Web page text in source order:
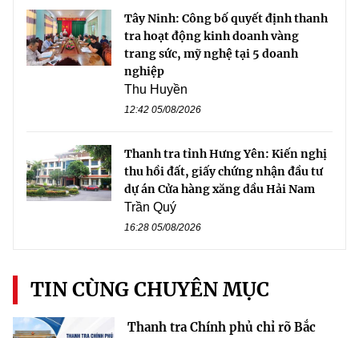
Tây Ninh: Công bố quyết định thanh
tra hoạt động kinh doanh vàng
trang sức, mỹ nghệ tại 5 doanh
nghiệp
Thu Huyền
12:42 05/08/2026
Thanh tra tỉnh Hưng Yên: Kiến nghị
thu hồi đất, giấy chứng nhận đầu tư
dự án Cửa hàng xăng dầu Hải Nam
Trần Quý
16:28 05/08/2026
TIN CÙNG CHUYÊN MỤC
Thanh tra Chính phủ chỉ rõ Bắc